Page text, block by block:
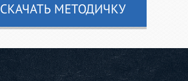
СКАЧАТЬ МЕТОДИЧКУ